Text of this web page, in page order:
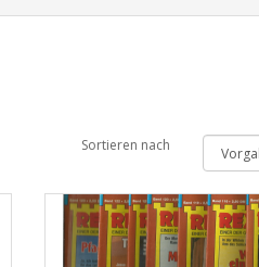
Sortieren nach